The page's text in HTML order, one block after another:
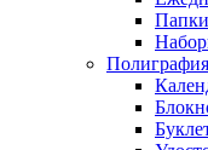
Папки
Полиграфия